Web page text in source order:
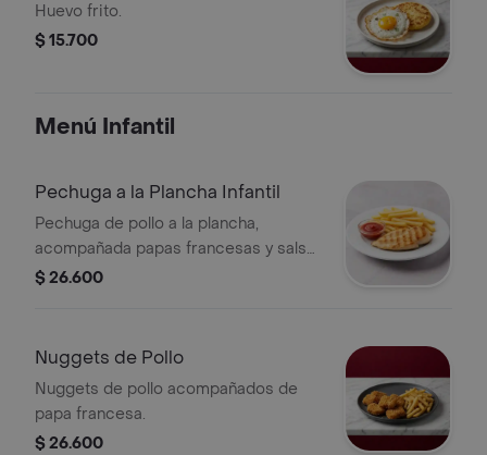
Huevo frito.
$ 15.700
Menú Infantil
Pechuga a la Plancha Infantil
Pechuga de pollo a la plancha,
acompañada papas francesas y salsa
de tomate
$ 26.600
Nuggets de Pollo
Nuggets de pollo acompañados de
papa francesa.
$ 26.600